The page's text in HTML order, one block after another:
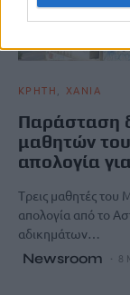
ΚΡΗΤΗ ΧΑΝΙΑ
Παράσταση
μαθητών
απολογία
Tρεις μαθητές
απολογία από το
αδικημάτων…
Newsroom 8